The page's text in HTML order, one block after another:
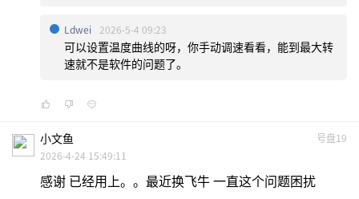
Ldwei 2026-5-4 09:23
可以设置温度曲线的呀，你手动调速看看，能到最大转
速就不是软件的问题了。
号盘19
小文鱼
2026-4-24 15:49:11
感谢 已经用上。。最近换飞牛 一直这个问题困扰